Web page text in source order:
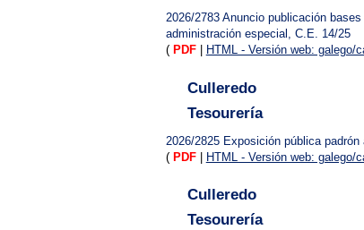
2026/2783 Anuncio publicación
administración especial, C.E. 14/25
( PDF HTML - Versión web: galego/
Culleredo
Tesourería
2026/2825 Exposición pública
( PDF HTML - Versión web: galego/
Culleredo
Tesourería